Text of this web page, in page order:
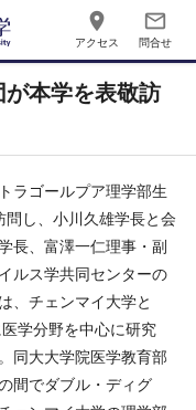
place
アクセス
mail_outline
問合せ
本学を表敬訪
ラゴールプア理学部生
問し、小川久雄学長と会
長、富澤一仁理事・副
ルス学共同センターの
、チェンマイ大学と
学分野を中心に研究
同大大学院医学教育部
間でダブル・ディグ